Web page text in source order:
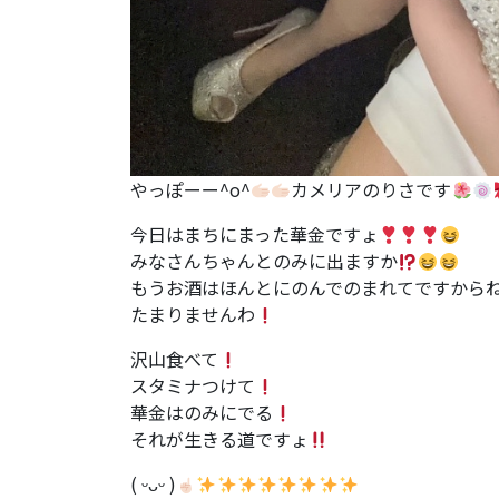
やっぽーー^o^
カメリアのりさです
今日はまちにまった華金ですょ
みなさんちゃんとのみに出ますか
もうお酒はほんとにのんでのまれてですから
たまりませんわ
沢山食べて
スタミナつけて
華金はのみにでる
それが生きる道ですょ
( ᵕᴗᵕ )